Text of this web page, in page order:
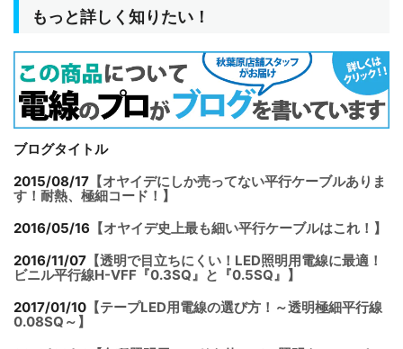
もっと詳しく知りたい！
ブログタイトル
2015/08/17 【オヤイデにしか売ってない平行ケーブルありま
す！耐熱、極細コード！】
2016/05/16 【オヤイデ史上最も細い平行ケーブルはこれ！】
2016/11/07 【透明で目立ちにくい！LED照明用電線に最適！
ビニル平行線H-VFF『0.3SQ』と『0.5SQ』】
2017/01/10 【テープLED用電線の選び方！～透明極細平行線
0.08SQ～】